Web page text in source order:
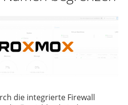
die integrierte Firewall